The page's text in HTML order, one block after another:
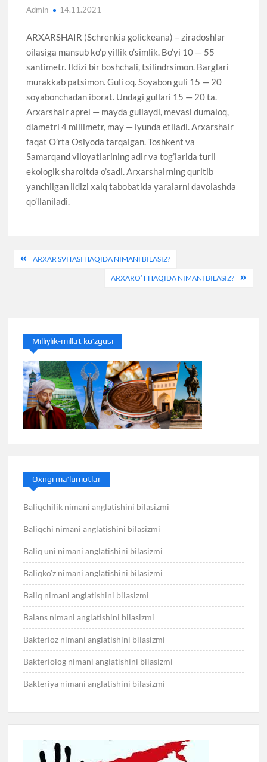
Admin 14.11.2021
ARXARSHAIR (Schrenkia golickeana) – ziradoshlar
oilasiga mansub ko’p yillik o’simlik. Bo’yi 10 — 55
santimetr. Ildizi bir boshchali, tsilindrsimon. Barglari
murakkab patsimon. Guli oq. Soyabon guli 15 — 20
soyabonchadan iborat. Undagi gullari 15 — 20 ta.
Arxarshair aprel — mayda gullaydi, mevasi dumaloq,
diametri 4 millimetr, may — iyunda etiladi. Arxarshair
faqat O’rta Osiyoda tarqalgan. Toshkent va
Samarqand viloyatlarining adir va tog’larida turli
ekologik sharoitda o’sadi. Arxarshairning quritib
yanchilgan ildizi xalq tabobatida yaralarni davolashda
qo’llaniladi.
PostARXAR SVITASI HAQIDA NIMANI BILASIZ?
ARXARO’T HAQIDA NIMANI BILASIZ?
Milliylik-millat ko’zgusi
Oxirgi ma’lumotlar
Baliqchilik nimani anglatishini bilasizmi
Baliqchi nimani anglatishini bilasizmi
Baliq uni nimani anglatishini bilasizmi
Baliqko’z nimani anglatishini bilasizmi
Baliq nimani anglatishini bilasizmi
Balans nimani anglatishini bilasizmi
Bakterioz nimani anglatishini bilasizmi
Bakteriolog nimani anglatishini bilasizmi
Bakteriya nimani anglatishini bilasizmi